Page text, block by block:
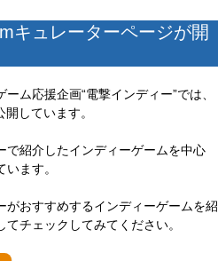
キュレーターページが開
ム応援企画“電撃インディー”では、
しています。
紹介したインディーゲームを中心
ます。
おすすめするインディーゲームを紹
チェックしてみてください。